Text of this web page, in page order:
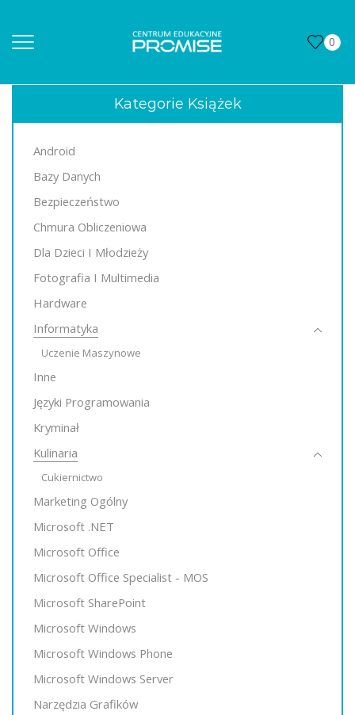
0
Kategorie Książek
Android
Bazy Danych
Bezpieczeństwo
Chmura Obliczeniowa
Dla Dzieci I Młodzieży
Fotografia I Multimedia
Hardware
Informatyka
Uczenie Maszynowe
Inne
Języki Programowania
Kryminał
Kulinaria
Cukiernictwo
Marketing Ogólny
Microsoft .NET
Microsoft Office
Microsoft Office Specialist - MOS
Microsoft SharePoint
Microsoft Windows
Microsoft Windows Phone
Microsoft Windows Server
Narzędzia Grafików